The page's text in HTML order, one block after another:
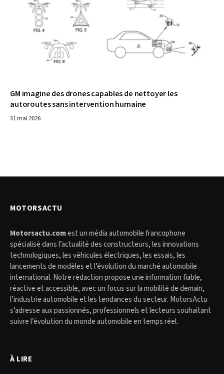
GM imagine des drones capables de nettoyer les
autoroutes sans intervention humaine
31 mai 2026
MOTORSACTU
Motorsactu.comest un média automobile francophone
spécialisé dans l’actualité des constructeurs, les innovations
technologiques, les véhicules électriques, les essais, les
lancements de modèles et l’évolution du marché automobile
international. Notre rédaction propose une information fiable,
réactive et accessible, avec un focus sur la mobilité de demain,
l’industrie automobile et les tendances du secteur. MotorsActu
s’adresse aux passionnés, professionnels et lecteurs souhaitant
suivre l’évolution du monde automobile en temps réel.
À LIRE